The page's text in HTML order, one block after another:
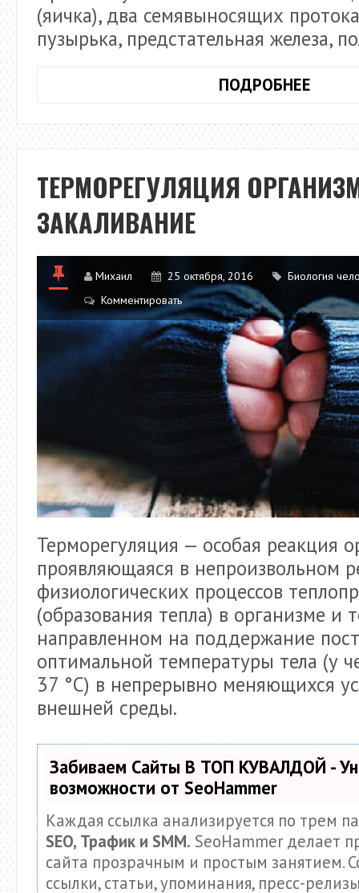
(яичка), два семявыносящих
пузырька, предстательная железа,
ПОДРОБНЕЕ
ТЕРМОРЕГУЛЯЦИЯ
ЗАКАЛИВАНИЕ
Михаил 25 октября, 2016
Биология
Комментировать
Терморегуляция — особая реакция
проявляющаяся в непроизвольном
физиологических процессов
(образования тепла) в организме и
направленном на поддержание
оптимальной температуры тела (у
37 °С) в непрерывно меняющихся
внешней среды.
Забиваем Сайты В ТОП КУВАЛДОЙ -
возможности от SeoHammer
Каждая ссылка анализируется по трем
SEO, Трафик и SMM. SeoHammer делает
сайта прозрачным и простым занятием.
ссылки, статьи, упоминания, пресс-